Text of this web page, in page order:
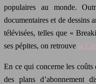
populaires au monde.
documentaires et de dessins
télévisées, telles que «
ses pépites, on retrouve la
En ce qui concerne les
des plans d’abonnement